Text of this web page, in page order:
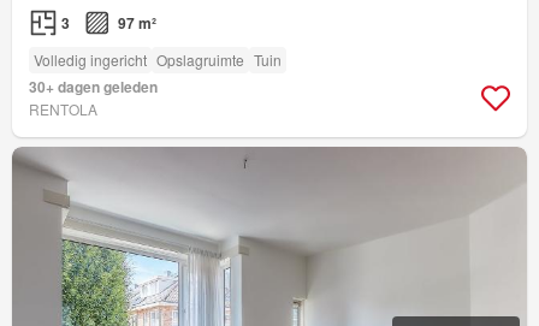
3 97 m²
Volledig ingericht Opslagruimte Tuin
30+ dagen geleden
RENTOLA